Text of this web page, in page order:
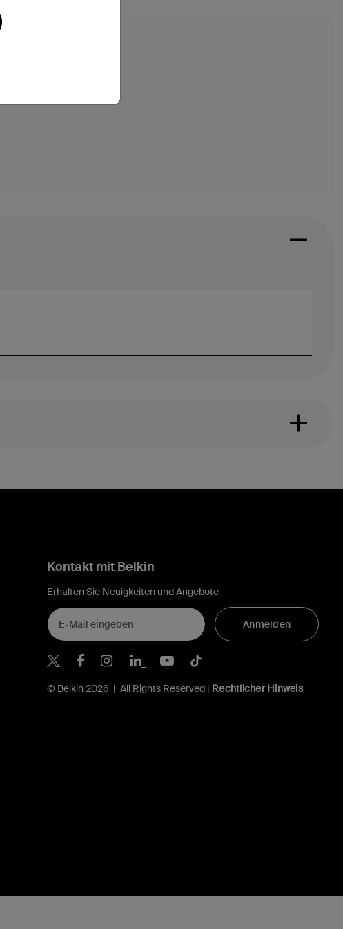
Kontakt mit Belkin
Erhalten Sie Neuigkeiten und Angebote
Anmelden
Belkin Twitter
Belkin Facebook
Belkin Instagram
Belkin LinkedIn
Belkin Youtube
Belkin TikTok
© Belkin 2026 | All Rights Reserved | Rechtlicher Hinweis